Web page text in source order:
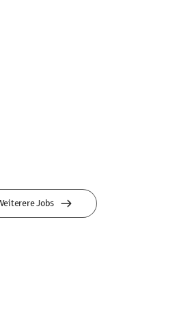
Jobs